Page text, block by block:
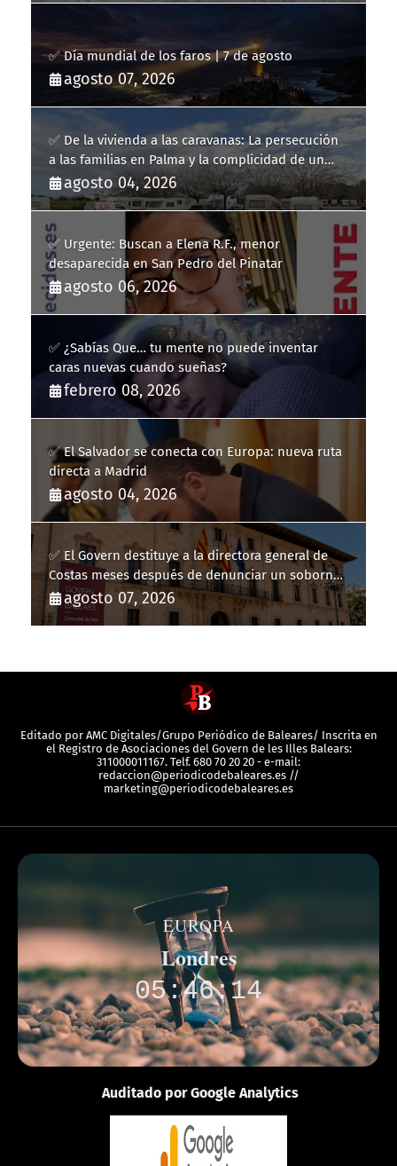
✅ Día mundial de los faros | 7 de agosto
agosto 07, 2026
✅ De la vivienda a las caravanas: La persecución
a las familias en Palma y la complicidad de un
fracaso heredado
agosto 04, 2026
✅ Urgente: Buscan a Elena R.F., menor
desaparecida en San Pedro del Pinatar
agosto 06, 2026
✅ ¿Sabías Que… tu mente no puede inventar
caras nuevas cuando sueñas?
febrero 08, 2026
✅ El Salvador se conecta con Europa: nueva ruta
directa a Madrid
agosto 04, 2026
✅ El Govern destituye a la directora general de
Costas meses después de denunciar un soborno
con 20.000 euros
agosto 07, 2026
Editado por AMC Digitales/Grupo Periódico de Baleares/ Inscrita en
el Registro de Asociaciones del Govern de les Illes Balears:
311000011167. Telf. 680 70 20 20 - e-mail:
redaccion@periodicodebaleares.es //
marketing@periodicodebaleares.es
EUROPA
Londres
05:46:14
Auditado por Google Analytics